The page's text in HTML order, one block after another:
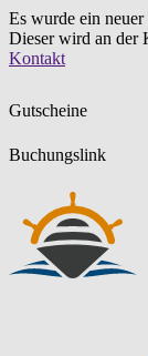
Es wurde ein
Dieser wird an der
Zum
Kontakt
Gutscheine
Buchungslink